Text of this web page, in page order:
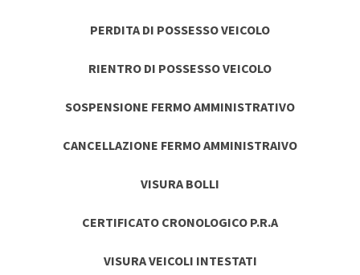
PERDITA DI POSSESSO VEICOLO
RIENTRO DI POSSESSO VEICOLO
SOSPENSIONE FERMO AMMINISTRATIVO
CANCELLAZIONE FERMO AMMINISTRAIVO
VISURA BOLLI
CERTIFICATO CRONOLOGICO P.R.A
VISURA VEICOLI INTESTATI